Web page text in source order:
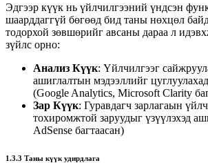
Эдгээр күүк нь үйлчилгээний үндсэн
шаарддаггүй бөгөөд бид таны нөхцөл
тодорхой зөвшөрийг авсаны дараа л
зүйлс орно:
Анализ Күүк: Үйлчилгээг
ашиглалтын мэдээллийг
(Google Analytics, Microsoft Clarity
Зар Күүк: Гуравдагч зарлагаын
тохиромжтой заруудыг үзүүлэхэд
AdSense багтаасан)
1.3.3 Таны күүк удирдлага